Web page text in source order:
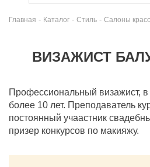
Главная - Каталог - Стиль - Салоны
ВИЗАЖИСТ
Профессиональный визажист,
более 10 лет. Преподаватель
постоянный учаастник
призер конкурсов по макияжу.